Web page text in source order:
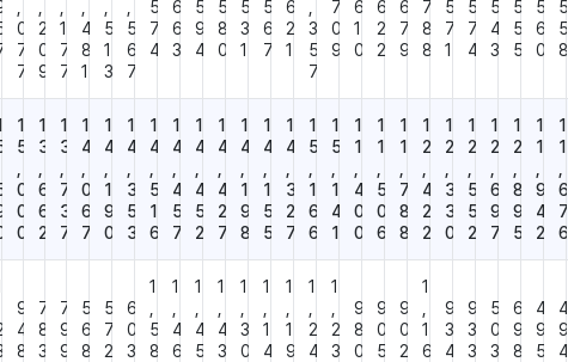
0
7
7
2
0
9
1
7
7
4
8
1
5
1
3
5
6
7
5
7
4
6
6
3
5
9
4
5
8
0
5
3
1
5
6
7
6
2
1
3
5
7
7
0
9
6
1
0
6
2
2
6
7
9
7
8
8
5
7
1
5
7
4
5
4
3
5
5
5
5
6
0
5
5
8
1
5
0
0
0
1
3
6
6
2
1
3
7
3
7
1
4
0
6
7
1
4
1
9
0
1
4
3
5
3
1
4
5
1
6
1
4
4
5
7
1
4
4
5
2
1
4
4
2
7
1
4
1
9
8
1
4
1
5
5
1
4
3
2
7
1
5
1
6
6
1
5
1
4
1
1
1
4
0
0
1
1
5
0
6
1
1
7
8
8
1
2
4
2
2
1
2
3
3
0
1
2
5
5
2
1
2
6
9
7
1
2
8
9
5
1
1
9
4
2
1
1
6
7
6
9
4
8
7
8
3
7
9
9
5
6
8
5
7
2
6
0
3
1
5
8
1
4
6
1
4
5
1
4
3
1
3
0
1
1
4
1
1
9
1
2
4
1
2
3
9
8
0
9
0
5
9
0
2
1
1
6
9
3
4
9
3
3
5
0
3
6
9
8
4
9
5
4
9
4